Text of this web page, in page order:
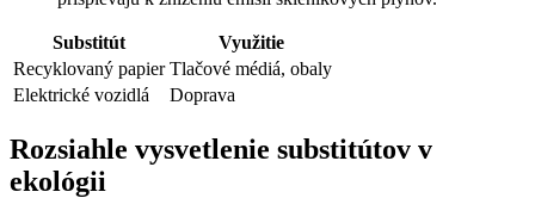
Substitút
Využitie
Recyklovaný papier Tlačové médiá, obaly
Elektrické vozidlá
Doprava
Rozsiahle vysvetlenie substitútov v
ekológii